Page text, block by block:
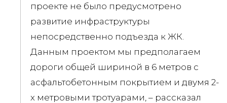
проекте не было предусмотрено
развитие инфраструктуры
непосредственно подъезда к ЖК.
Данным проектом мы предполагаем
дороги общей шириной в 6 метров с
асфальтобетонным покрытием и двумя 2-
х метровыми тротуарами, – рассказал